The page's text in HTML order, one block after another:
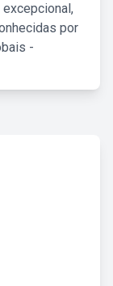
excepcional,
por
-